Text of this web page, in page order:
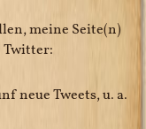
meine Seite(n)
Twitter:
neue Tweets, u. a.